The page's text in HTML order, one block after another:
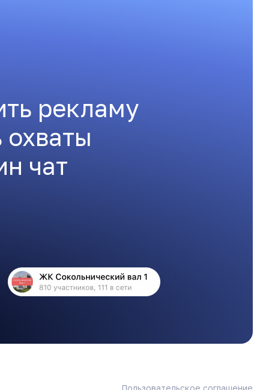
рекламу
охваты
чат
Пользовательское соглашение